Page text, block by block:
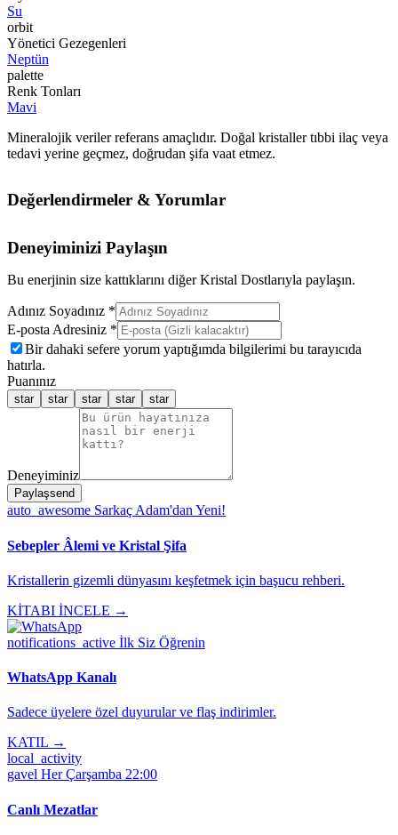
Su
orbit
Yönetici Gezegenleri
Neptün
palette
Renk Tonları
Mavi
Mineralojik veriler referans amaçlıdır. Doğal kristaller tıbbi ilaç veya
tedavi yerine geçmez, doğrudan şifa vaat etmez.
Değerlendirmeler & Yorumlar
Deneyiminizi Paylaşın
Bu enerjinin size kattıklarını diğer Kristal Dostlarıyla paylaşın.
Adınız Soyadınız *
E-posta Adresiniz *
Bir dahaki sefere yorum yaptığımda bilgilerimi bu tarayıcıda
hatırla.
Puanınız
star star star star star
Deneyiminiz
Paylaşsend
auto_awesome Sarkaç Adam'dan Yeni!
Sebepler Âlemi ve Kristal Şifa
Kristallerin gizemli dünyasını keşfetmek için başucu rehberi.
KİTABI İNCELE →
notifications_active İlk Siz Öğrenin
WhatsApp Kanalı
Sadece üyelere özel duyurular ve flaş indirimler.
KATIL →
local_activity
gavel Her Çarşamba 22:00
Canlı Mezatlar